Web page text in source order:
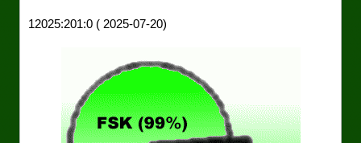
12025:201:0 ( 2025-07-20)